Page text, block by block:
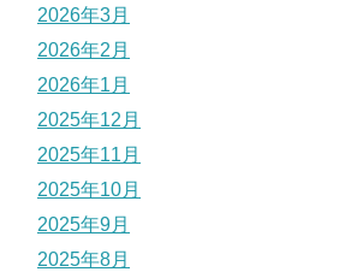
2026年3月
2026年2月
2026年1月
2025年12月
2025年11月
2025年10月
2025年9月
2025年8月